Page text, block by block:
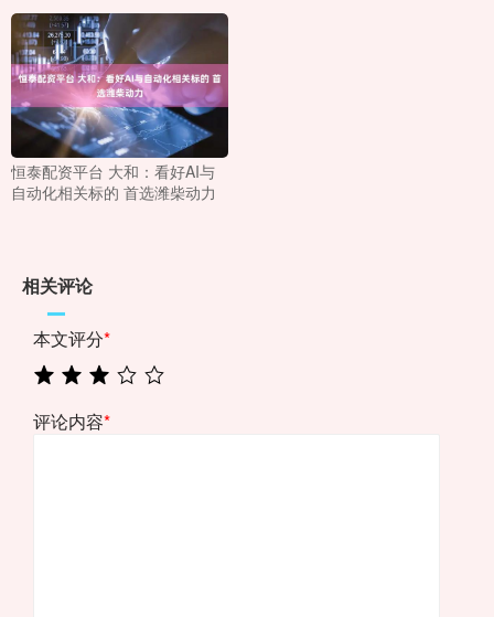
恒泰配资平台 大和：看好AI与
自动化相关标的 首选潍柴动力
相关评论
本文评分*
评论内容*